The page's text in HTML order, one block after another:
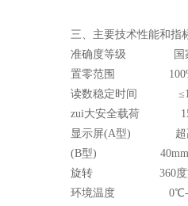
三、 主要技术性能和指
准确度等级 国家标
置零范围
读数稳定时间
zui大安全载荷
显示屏(A型) 超高亮
(B型) 40mm字高
旋转 360度旋转
环境温度 0℃--